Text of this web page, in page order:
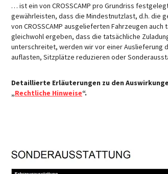
Preisempfehlung, die auf den deutschen
wird empfohlen, einen örtlichen Händler nach den für das
dargestellten Bilder dienen lediglich
in fahrbereitem Zustand handelt es sich um einen im
Abweichungen von bis zu ± 5 % der Masse in
festgelegten Masse für Sonderausstattung handelt es
zur Verfügung steht. Die Begrenzung der Sonderausstattung
Fahrzeugen auch tatsächlich für die Zuladung zur
Zuladungsmöglichkeit trotz der Begrenzung der
und Ihnen prüfen, ob wir bspw. das Fahrzeug
dürfen nicht überschritten werden.
erhöht die tatsächliche Masse des
… ist ein von CROSSCAMP pro Grundriss
gewährleisten, dass die Mindestnutzlast, d.h. die
von CROSSCAMP ausgelieferten Fahrzeugen
gleichwohl ergeben, dass die tatsächliche
unterschreitet, werden wir vor einer Auslieferung
auflasten, Sitzplätze reduzieren oder
Detaillierte Erläuterungen zu den
„Rechtliche Hinweise“.